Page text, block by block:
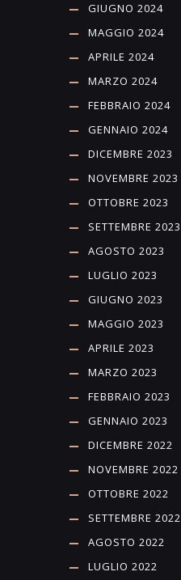
GIUGNO 2024
MAGGIO 2024
APRILE 2024
MARZO 2024
FEBBRAIO 2024
GENNAIO 2024
DICEMBRE 2023
NOVEMBRE 2023
OTTOBRE 2023
SETTEMBRE 2023
AGOSTO 2023
LUGLIO 2023
GIUGNO 2023
MAGGIO 2023
APRILE 2023
MARZO 2023
FEBBRAIO 2023
GENNAIO 2023
DICEMBRE 2022
NOVEMBRE 2022
OTTOBRE 2022
SETTEMBRE 2022
AGOSTO 2022
LUGLIO 2022